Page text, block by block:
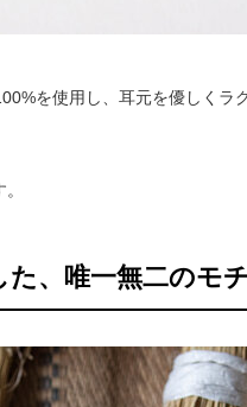
を使用し、耳元を優しくラ
、唯一無二のモチ